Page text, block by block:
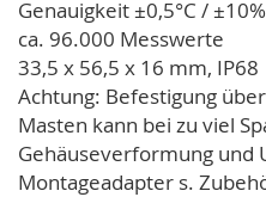
Genauigkeit ±0,5°C / ±10%
ca. 96.000 Messwerte
33,5 x 56,5 x 16 mm, IP68
Achtung: Befestigung
Masten kann bei zu viel
Gehäuseverformung und
Montageadapter s.